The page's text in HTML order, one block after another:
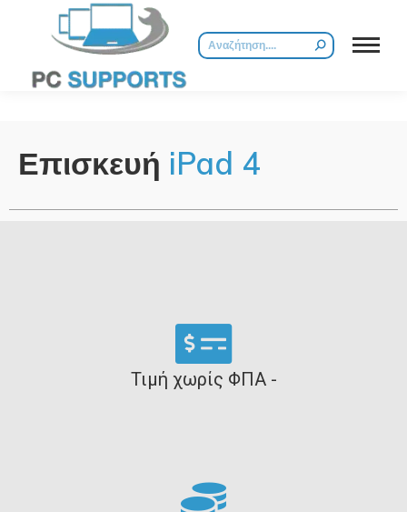
Επισκευή iPad 4
Τιμή χωρίς ΦΠΑ -